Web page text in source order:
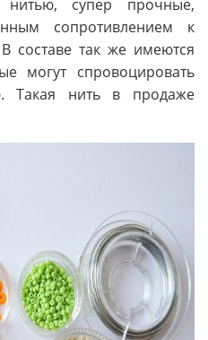
нитью, супер прочные,
сопротивлением к
составе так же имеются
могут спровоцировать
Такая нить в продаже